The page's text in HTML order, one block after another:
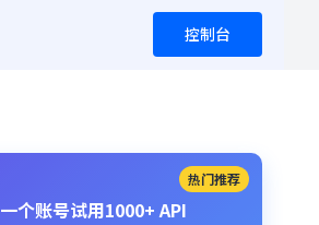
控制台
热门推荐
一个账号试用1000+ API